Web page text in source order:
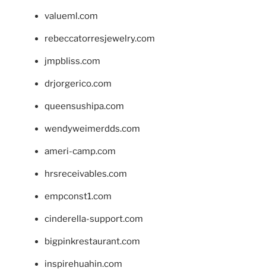
valueml.com
rebeccatorresjewelry.com
jmpbliss.com
drjorgerico.com
queensushipa.com
wendyweimerdds.com
ameri-camp.com
hrsreceivables.com
empconst1.com
cinderella-support.com
bigpinkrestaurant.com
inspirehuahin.com